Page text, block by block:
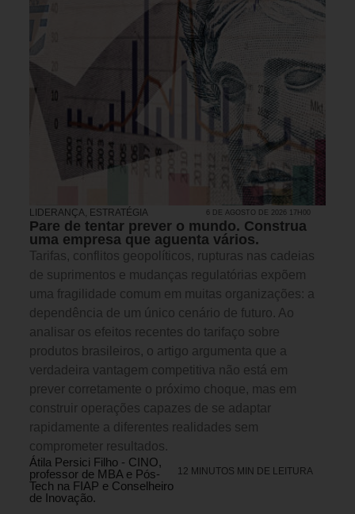
LIDERANÇA, ESTRATÉGIA 6 DE AGOSTO DE 2026 17H00
Pare de tentar prever o mundo. Construa
uma empresa que aguenta vários.
Tarifas, conflitos geopolíticos, rupturas nas cadeias
de suprimentos e mudanças regulatórias expõem
uma fragilidade comum em muitas organizações: a
dependência de um único cenário de futuro. Ao
analisar os efeitos recentes do tarifaço sobre
produtos brasileiros, o artigo argumenta que a
verdadeira vantagem competitiva não está em
prever corretamente o próximo choque, mas em
construir operações capazes de se adaptar
rapidamente a diferentes realidades sem
comprometer resultados.
Átila Persici Filho - CINO,
professor de MBA e Pós-
Tech na FIAP e Conselheiro
de Inovação.
12 MINUTOS MIN DE LEITURA